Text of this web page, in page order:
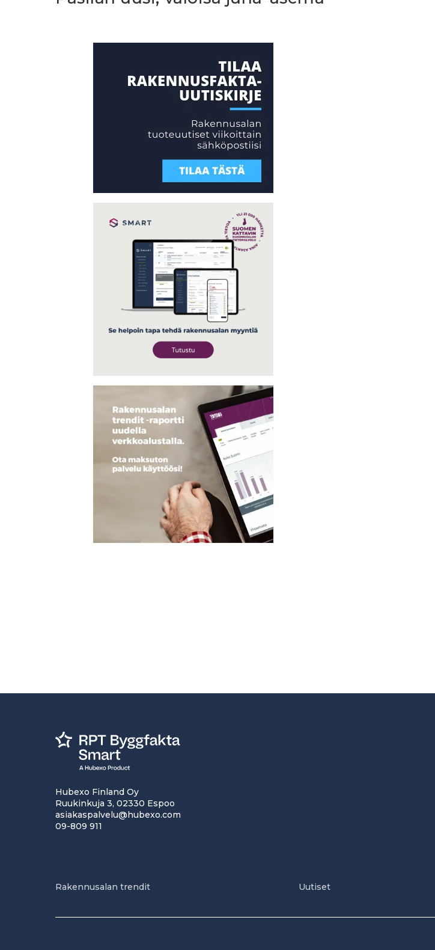
Hubexo Finland Oy
Ruukinkuja 3, 02330 Espoo
asiakaspalvelu@hubexo.com
09-809 911
Rakennusalan trendit Uutiset